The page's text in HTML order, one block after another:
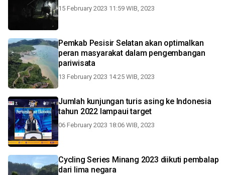
15 February 2023 11:59 WIB, 2023
Pemkab Pesisir Selatan akan optimalkan
peran masyarakat dalam pengembangan
pariwisata
13 February 2023 14:25 WIB, 2023
Jumlah kunjungan turis asing ke Indonesia
tahun 2022 lampaui target
06 February 2023 18:06 WIB, 2023
Cycling Series Minang 2023 diikuti pembalap
dari lima negara